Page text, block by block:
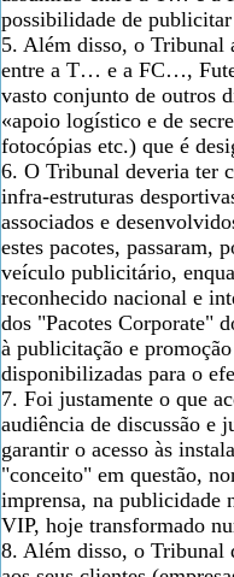
possibilidade de
5. Além disso, o Tribunal
entre a T… e a FC…,
vasto conjunto de outros
«apoio logístico e de
fotocópias etc.) que é
6. O Tribunal deveria ter
infra-estruturas
associados e
estes pacotes, passaram,
veículo publicitário,
reconhecido nacional e
dos "Pacotes Corporate"
à publicitação e
disponibilizadas para o
7. Foi justamente o que
audiência de discussão e
garantir o acesso às
"conceito" em questão,
imprensa, na publicidade
VIP, hoje transformado
8. Além disso, o Tribunal